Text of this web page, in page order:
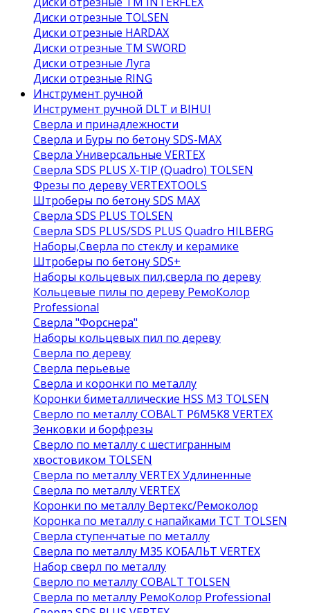
Диски отрезные TOLSEN
Диски отрезные HARDAX
Диски отрезные ТМ SWORD
Диски отрезные Луга
Диски отрезные RING
Инструмент ручной
Инструмент ручной DLT и BIHUI
Сверла и принадлежности
Сверла и Буры по бетону SDS-MAX
Сверла Универсальные VERTEX
Сверла SDS PLUS X-TIP (Quadro) TOLSEN
Фрезы по дереву VERTEXTOOLS
Штроберы по бетону SDS MAX
Сверла SDS PLUS TOLSEN
Сверла SDS PLUS/SDS PLUS Quadro HILBERG
Наборы,Сверла по стеклу и керамике
Штроберы по бетону SDS+
Наборы кольцевых пил,сверла по дереву
Кольцевые пилы по дереву РемоКолор
Professional
Сверла "Форснера"
Наборы кольцевых пил по дереву
Сверла по дереву
Сверла перьевые
Сверла и коронки по металлу
Коронки биметаллические HSS M3 TOLSEN
Сверло по металлу COBALT Р6М5К8 VERTEX
Зенковки и борфрезы
Сверло по металлу с шестигранным
хвостовиком TOLSEN
Сверла по металлу VERTEX Удлиненные
Сверла по металлу VERTEX
Коронки по металлу Вертекс/Ремоколор
Коронка по металлу с напайками TCT TOLSEN
Сверла ступенчатые по металлу
Сверла по металлу М35 КОБАЛЬТ VERTEX
Набор сверл по металлу
Сверло по металлу COBALT TOLSEN
Сверла по металлу РемоКолор Professional